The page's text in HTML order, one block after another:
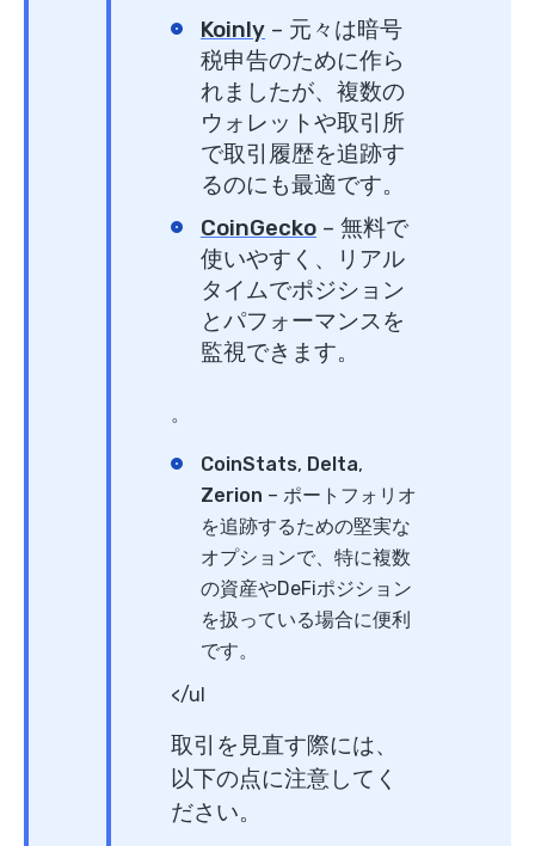
Koinly – 元々は暗号
税申告のために作ら
れましたが、複数の
ウォレットや取引所
で取引履歴を追跡す
るのにも最適です。
CoinGecko – 無料で
使いやすく、リアル
タイムでポジション
とパフォーマンスを
監視できます。
。
CoinStats, Delta,
Zerion – ポートフォリオ
を追跡するための堅実な
オプションで、特に複数
の資産やDeFiポジション
を扱っている場合に便利
です。
</ul
取引を見直す際には、
以下の点に注意してく
ださい。